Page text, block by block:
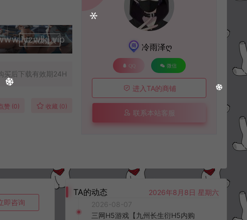
升级会员
买后下载有效期24H
赞 (0) 收藏 (0)
冷雨泽ღ
QQ 微信
进入TA的商铺
联系本站客服
即咨询
TA的动态
2026年8月8日 星期六
2026-08-07
三网H5游戏【九州长生衍H5内购